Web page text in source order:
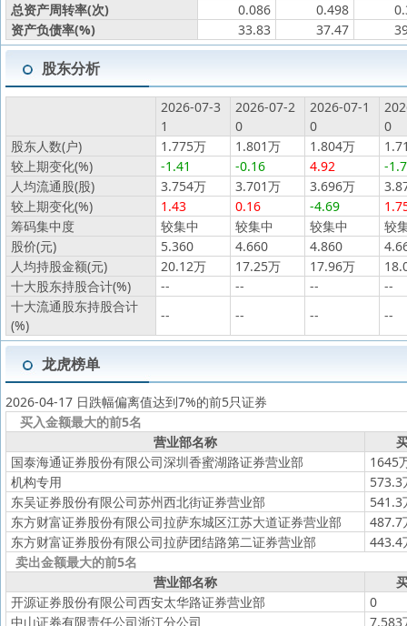
总资产周转率(次)
0.086 0.498
资产负债率(%)
33.83 37.47
股东分析
2026-07-3
1
2026-07-2
0
2026-07-1
0
0
股东人数(户)
1.775万 1.801万 1.804万
较上期变化(%)
-1.41 -0.16 4.92
-
人均流通股(股)
3.754万 3.701万 3.696万
较上期变化(%)
1.43 0.16 -4.69
筹码集中度
较集中 较集中 较集中
较
股价(元)
5.360 4.660 4.860
人均持股金额(元)
20.12万 17.25万 17.96万
十大股东持股合计(%)
-- -- --
--
十大流通股东持股合计
(%)
-- -- -- --
龙虎榜单
2026-04-17 日跌幅偏离值达到7%的前5只证券
买入金额最大的前5名
营业部名称
国泰海通证券股份有限公司深圳香蜜湖路证券营业部
1645
机构专用
573.3
东吴证券股份有限公司苏州西北街证券营业部
541.3
东方财富证券股份有限公司拉萨东城区江苏大道证券营业部
487.7
东方财富证券股份有限公司拉萨团结路第二证券营业部
443.4
卖出金额最大的前5名
营业部名称
开源证券股份有限公司西安太华路证券营业部
0
中山证券有限责任公司浙江分公司
7.583